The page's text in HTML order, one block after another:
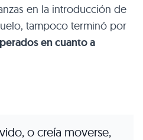
en la introducción de
tampoco terminó por
en cuanto a
o creía moverse,